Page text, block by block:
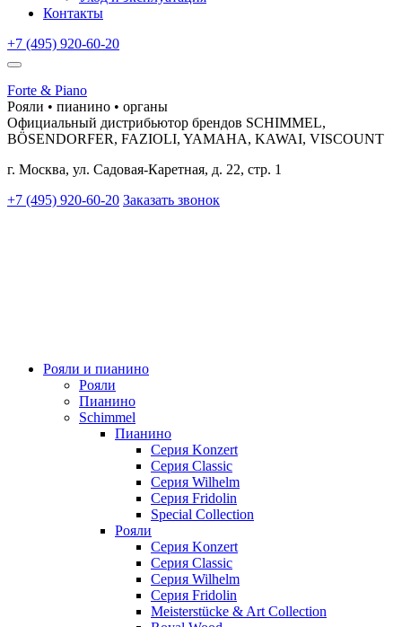
Контакты
+7 (495) 920-60-20
Forte & Piano
Рояли • пианино • органы
Официальный дистрибьютор брендов SCHIMMEL,
BÖSENDORFER, FAZIOLI, YAMAHA, KAWAI, VISCOUNT
г. Москва, ул. Садовая-Каретная, д. 22, стр. 1
+7 (495) 920-60-20 Заказать звонок
Рояли и пианино
Рояли
Пианино
Schimmel
Пианино
Серия Konzert
Серия Classic
Серия Wilhelm
Серия Fridolin
Special Collection
Рояли
Серия Konzert
Серия Classic
Серия Wilhelm
Серия Fridolin
Meisterstücke & Art Collection